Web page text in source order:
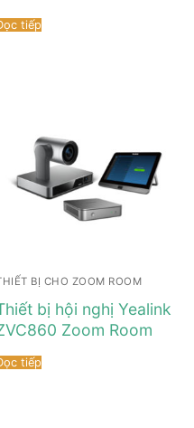
tiếp
BỊ CHO ZOOM ROOM
bị hội nghị Yealink
Zoom Room
tiếp